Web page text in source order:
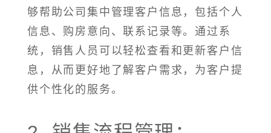
够帮助公司集中管理客户信息，包括个人
信息、购房意向、联系记录等。通过系
统，销售人员可以轻松查看和更新客户信
息，从而更好地了解客户需求，为客户提
供个性化的服务。